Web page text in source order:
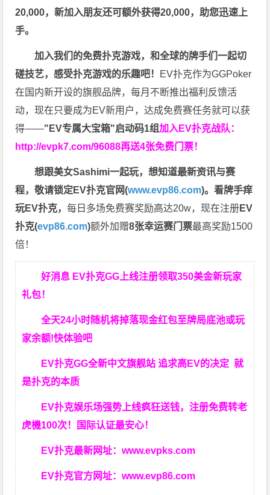
20,000，新加入朋友还可额外获得20,000，助您迅速上
手。
加入我们的免费扑克游戏，和全球的牌手们一起切
磋技艺，感受扑克游戏的乐趣吧！ EV扑克作为GGPoker
在国内新开设的旗舰品牌，每月不断推出福利反馈活
动，现在只要成为EV新用户，达成免费赛任务就可以获
得——"EV专属大宝箱"启动码1组加入EV扑克战队：
http://evpk7.com/96088再送4张免费门票！
想跟美女Sashimi一起玩，想知道最新资讯与赛
程，敬请锁定EV扑克官网(www.evp86.com)。看牌手痒
玩EV扑克，每日多场免费赛奖励高达20w，现在注册EV
扑克(evp86.com)额外加赠8张幸运赛门票最高奖励1500
倍！
好消息 EV扑克GG上线注册领取350美金新玩家
礼包！
全天24小时随机将掉落现金红包至牌局底池或玩
家余额!快体验吧
EV扑克GG全新中文旗舰站 追求高EV的决定就
是扑克的本质
EV扑克娱乐场强势上线疯狂送钱，注册免费转老
虎機100次！国际认证最安心！
EV扑克最新网址：www.evpks.com
EV扑克官方网址：www.evp86.com